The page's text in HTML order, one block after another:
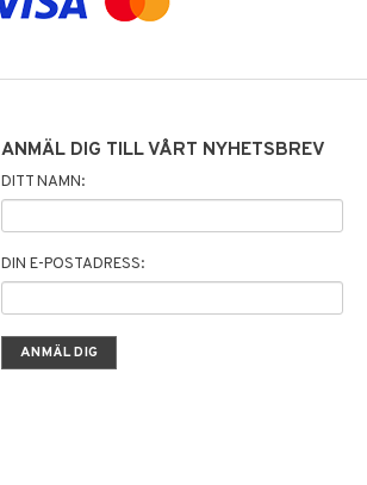
ANMÄL DIG TILL VÅRT NYHETSBREV
DITT NAMN:
DIN E-POSTADRESS: